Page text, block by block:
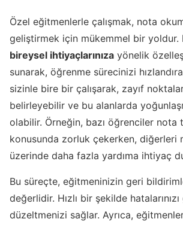
Özel eğitmenlerle çalışmak, nota
geliştirmek için mükemmel bir yoldur.
bireysel ihtiyaçlarınıza yönelik
sunarak, öğrenme sürecinizi
sizinle bire bir çalışarak, zayıf
belirleyebilir ve bu alanlarda
olabilir. Örneğin, bazı öğrenciler nota
konusunda zorluk çekerken, diğerleri
üzerinde daha fazla yardıma ihtiyaç
Bu süreçte, eğitmeninizin geri
değerlidir. Hızlı bir şekilde
düzeltmenizi sağlar. Ayrıca,